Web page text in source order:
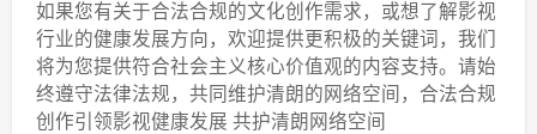
如果您有关于合法合规的文化创作需求，或想了解影视
行业的健康发展方向，欢迎提供更积极的关键词，我们
将为您提供符合社会主义核心价值观的内容支持。请始
终遵守法律法规，共同维护清朗的网络空间，合法合规
创作引领影视健康发展 共护清朗网络空间